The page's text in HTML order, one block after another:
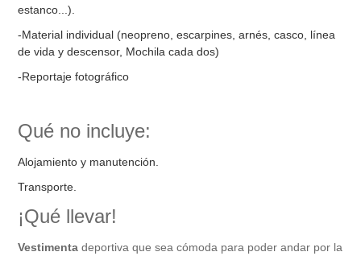
estanco...).
-Material individual (neopreno, escarpines, arnés, casco, línea
de vida y descensor, Mochila cada dos)
-Reportaje fotográfico
Qué no incluye:
Alojamiento y manutención.
Transporte.
¡Qué llevar!
Vestimentadeportiva que sea cómoda para poder andar por la